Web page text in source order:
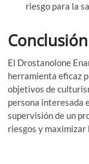
riesgo para la
Conclusión
El Drostanolone
herramienta eficaz
objetivos de
persona interesada
supervisión de un
riesgos y maximizar